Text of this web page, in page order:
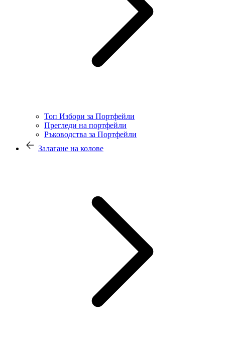
Топ Избори за Портфейли
Прегледи на портфейли
Ръководства за Портфейли
Залагане на колове